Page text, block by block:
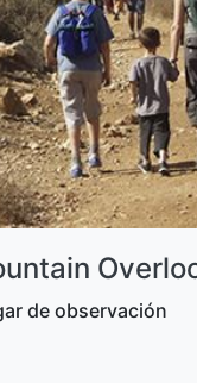
de observación